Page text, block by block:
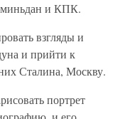
и КПК.
взгляды и
и прийти к
Сталина, Москву.
портрет